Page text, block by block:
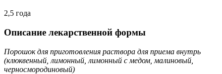
2,5 года
Описание лекарственной формы
Порошок для приготовления раствора для приема внутрь
(клюквенный, лимонный, лимонный с медом, малиновый,
черносмородиновый)